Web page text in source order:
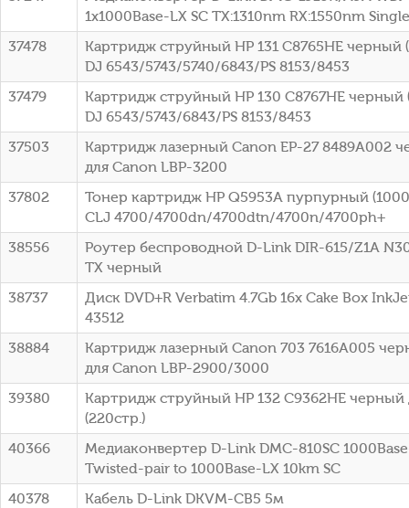
1x1000Base-LX SC ТХ:1310nm RX:1550nm
37478
Картридж струйный HP 131 C8765HE черный
DJ 6543/5743/5740/6843/PS 8153/8453
37479
Картридж струйный HP 130 C8767HE черный
DJ 6543/5743/6843/PS 8153/8453
37503
Картридж лазерный Canon EP-27 8489A002
для Canon LBP-3200
37802
Тонер картридж HP Q5953A пурпурный
CLJ 4700/4700dn/4700dtn/4700n/4700ph+
38556
Роутер беспроводной D-Link DIR-615/Z1A
TX черный
38737
Диск DVD+R Verbatim 4.7Gb 16x Cake Box
43512
38884
Картридж лазерный Canon 703 7616A005
для Canon LBP-2900/3000
39380
Картридж струйный HP 132 C9362HE черный
(220стр.)
40366
Медиаконвертер D-Link DMC-810SC
Twisted-pair to 1000Base-LX 10km SC
40378
Кабель D-Link DKVM-CB5 5м